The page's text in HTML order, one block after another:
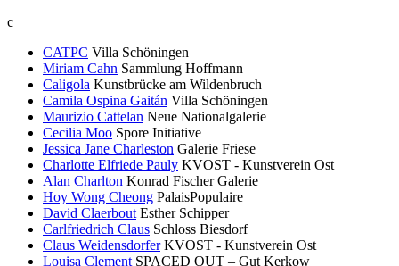
c
CATPC Villa Schöningen
Miriam Cahn Sammlung Hoffmann
Caligola Kunstbrücke am Wildenbruch
Camila Ospina Gaitán Villa Schöningen
Maurizio Cattelan Neue Nationalgalerie
Cecilia Moo Spore Initiative
Jessica Jane Charleston Galerie Friese
Charlotte Elfriede Pauly KVOST - Kunstverein Ost
Alan Charlton Konrad Fischer Galerie
Hoy Wong Cheong PalaisPopulaire
David Claerbout Esther Schipper
Carlfriedrich Claus Schloss Biesdorf
Claus Weidensdorfer KVOST - Kunstverein Ost
Louisa Clement SPACED OUT – Gut Kerkow